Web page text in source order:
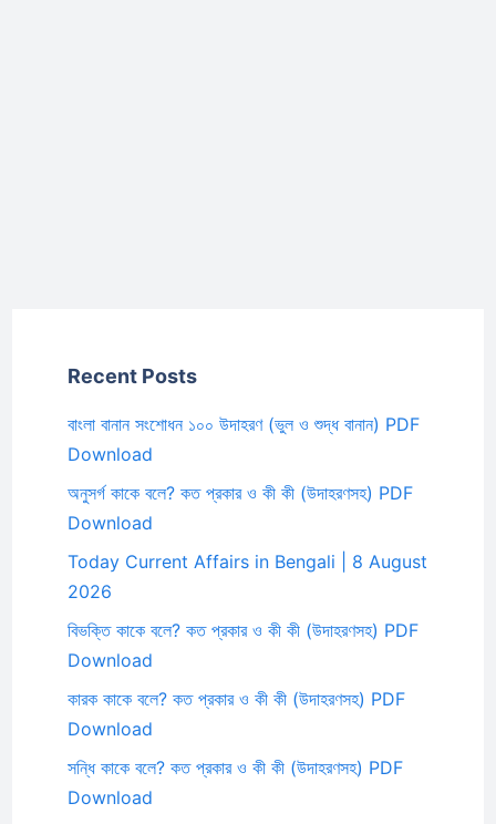
Recent Posts
বাংলা বানান সংশোধন ১০০ উদাহরণ (ভুল ও শুদ্ধ বানান) PDF
Download
অনুসর্গ কাকে বলে? কত প্রকার ও কী কী (উদাহরণসহ) PDF
Download
Today Current Affairs in Bengali | 8 August
2026
বিভক্তি কাকে বলে? কত প্রকার ও কী কী (উদাহরণসহ) PDF
Download
কারক কাকে বলে? কত প্রকার ও কী কী (উদাহরণসহ) PDF
Download
সন্ধি কাকে বলে? কত প্রকার ও কী কী (উদাহরণসহ) PDF
Download